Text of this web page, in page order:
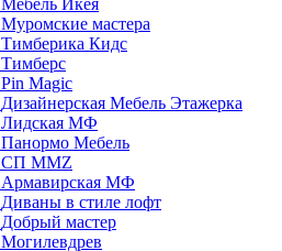
Муромские мастера
Тимберика Кидс
Тимберс
Pin Magic
Дизайнерская Мебель Этажерка
Лидская МФ
Панормо Мебель
СП ММZ
Армавирская МФ
Диваны в стиле лофт
Добрый мастер
Могилевдрев